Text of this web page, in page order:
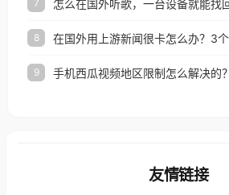
7 怎么在国外听歌，一台设备就能找
8
9
友情链接